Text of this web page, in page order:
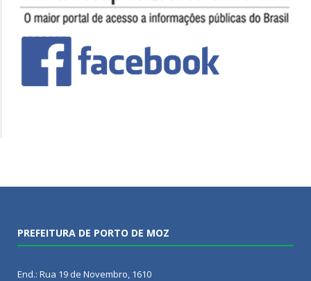
PREFEITURA DE PORTO DE MOZ
End.: Rua 19 de Novembro, 1610